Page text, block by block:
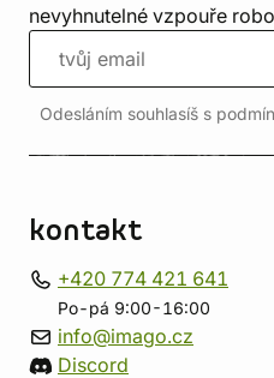
nevyhnutelné vzpouře
Odesláním souhlasíš s
kontakt
+420 774 421 641
Po-pá 9:00-16:00
info@imago.cz
Discord